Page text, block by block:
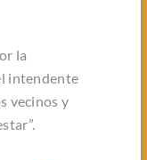
la
intendente
vecinos y